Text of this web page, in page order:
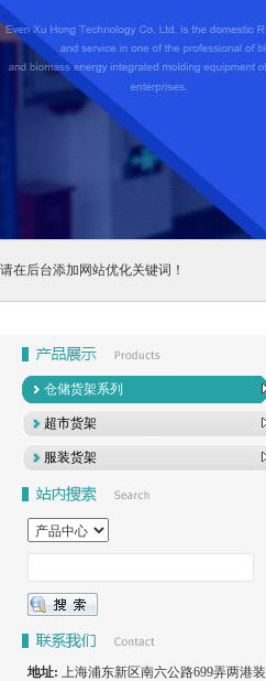
请在后台添加网站优化关键词！
仓储货架系列
超市货架
服装货架
地址: 上海浦东新区南六公路699弄两港装